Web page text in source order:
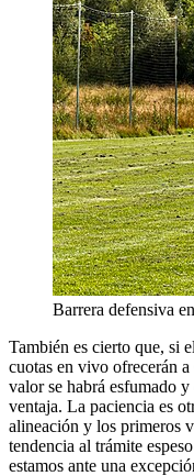
Barrera defensiva
También es cierto que, si
cuotas en vivo ofrecerán
valor se habrá esfumado
ventaja. La paciencia es
alineación y los primeros
tendencia al trámite
estamos ante una